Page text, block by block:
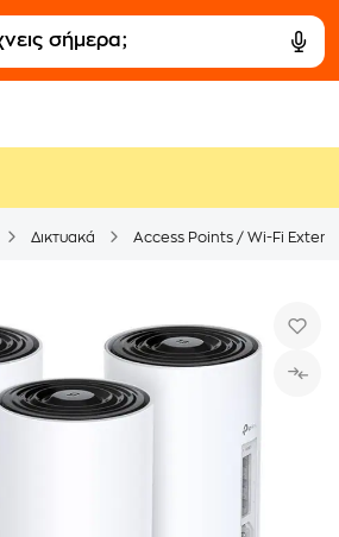
Δικτυακά Access Points / Wi-Fi